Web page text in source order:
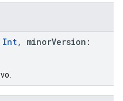
Int, minorVersion: